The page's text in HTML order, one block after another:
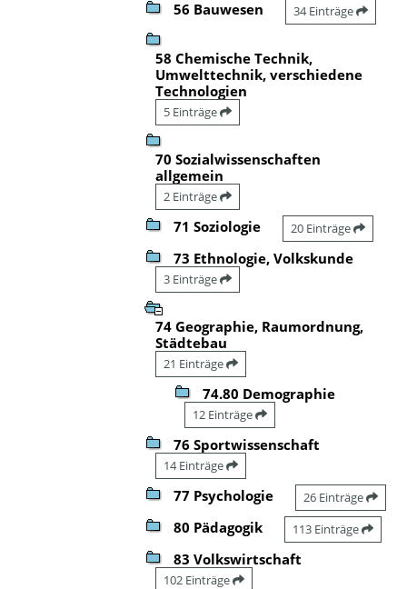
56 Bauwesen 34 Einträge
58 Chemische Technik,
Umwelttechnik, verschiedene
Technologien
5 Einträge
70 Sozialwissenschaften
allgemein
2 Einträge
71 Soziologie 20 Einträge
73 Ethnologie, Volkskunde
3 Einträge
74 Geographie, Raumordnung,
Städtebau
21 Einträge
74.80 Demographie
12 Einträge
76 Sportwissenschaft
14 Einträge
77 Psychologie 26 Einträge
80 Pädagogik 113 Einträge
83 Volkswirtschaft
102 Einträge